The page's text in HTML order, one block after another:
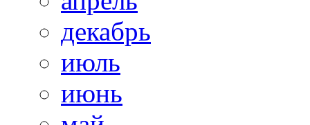
декабрь
июль
июнь